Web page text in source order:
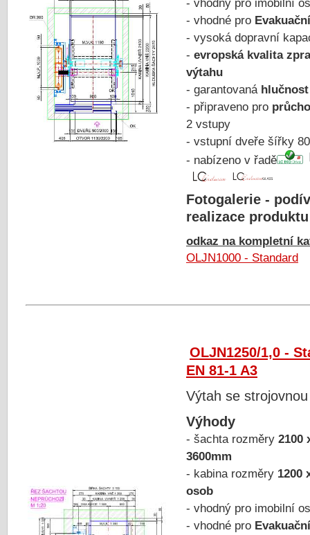
- vhodný pro imobilní
- vhodné pro
- vysoká dopravní
- evropská kvalita
výtahu
- garantovaná
- připraveno pro
2 vstupy
- vstupní dveře šířky
- nabízeno v řadě
Fotogalerie -
realizace produktu
odkaz na kompletní
OLJN1000 - Standard
OLJN1250/1,0 -
EN 81-1 A3
Výtah se
Výhody
- šachta rozměry 2100
3600mm
- kabina rozměry 1200
osob
- vhodný pro imobilní
- vhodné pro